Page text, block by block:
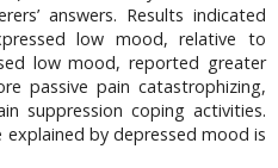
answers. Results indicated
low mood, relative to
low mood, reported greater
passive pain catastrophizing,
suppression coping activities.
by depressed mood is